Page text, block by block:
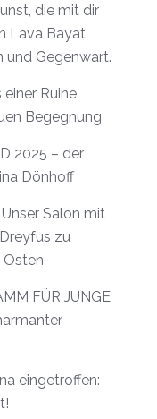
die mit dir
Lava Bayat
und Gegenwart.
Ruine
Begegnung
2025 – der
Dönhoff
Salon mit
zu
FÜR JUNGE
eingetroffen: